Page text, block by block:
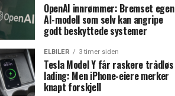
OpenAI innrømmer: Bremset egen
AI-modell som selv kan angripe
godt beskyttede systemer
ELBILER 3 timer siden
Tesla Model Y får raskere trådløs
lading: Men iPhone-eiere merker
knapt forskjell